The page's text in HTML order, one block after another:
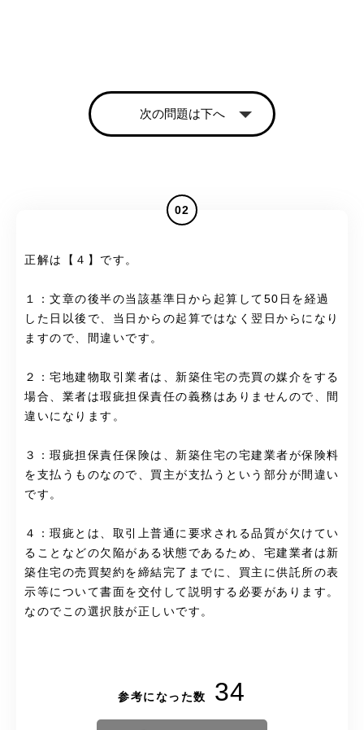
次の問題は下へ
02
正解は【４】です。
１：文章の後半の当該基準日から起算して50日を経過
した日以後で、当日からの起算ではなく翌日からになり
ますので、間違いです。
２：宅地建物取引業者は、新築住宅の売買の媒介をする
場合、業者は瑕疵担保責任の義務はありませんので、間
違いになります。
３：瑕疵担保責任保険は、新築住宅の宅建業者が保険料
を支払うものなので、買主が支払うという部分が間違い
です。
４：瑕疵とは、取引上普通に要求される品質が欠けてい
ることなどの欠陥がある状態であるため、宅建業者は新
築住宅の売買契約を締結完了までに、買主に供託所の表
示等について書面を交付して説明する必要があります。
なのでこの選択肢が正しいです。
参考になった数 34